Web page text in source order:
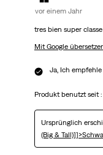
vor einem Jahr
tres bien super
Mit Google
Ja, Ich
Produkt benutzt seit :
Ursprünglich
(Big &